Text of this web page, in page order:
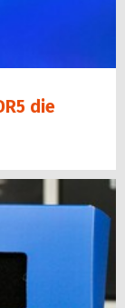
die